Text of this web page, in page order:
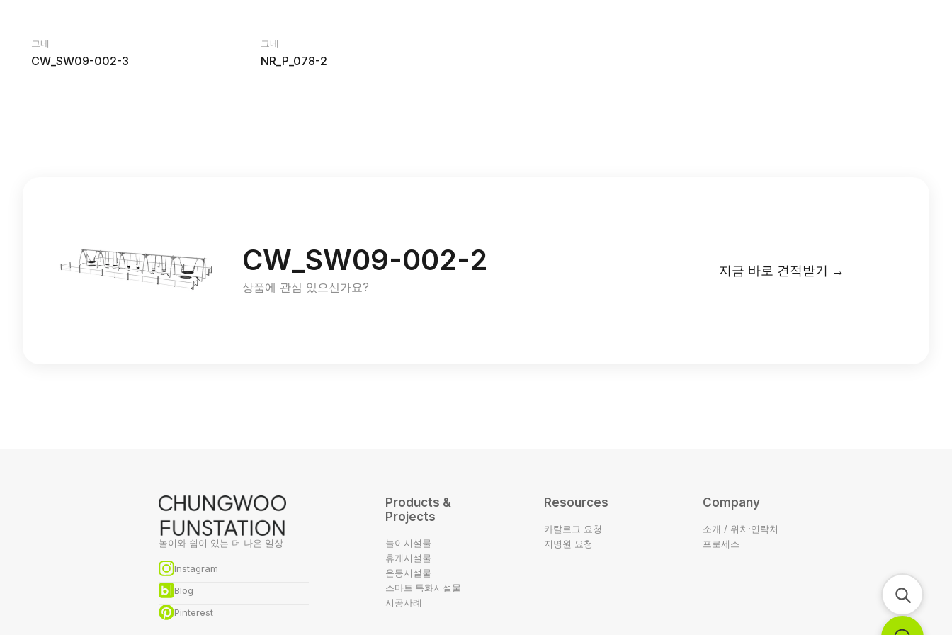
그네
CW_SW09-002-3
그네
NR_P_078-2
CW_SW09-002-2
상품에 관심 있으신가요?
지금 바로 견적받기 →
놀이와 쉼이 있는 더 나은 일상
Instagram
Blog
Pinterest
Products &
Projects
놀이시설물
휴게시설물
운동시설물
스마트·특화시설물
시공사례
Resources
카탈로그 요청
지명원 요청
Company
소개 / 위치·연락처
프로세스